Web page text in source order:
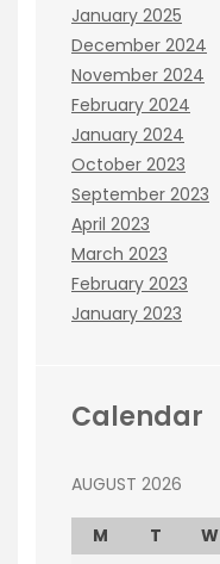
January 2025
December 2024
November 2024
February 2024
January 2024
October 2023
September 2023
April 2023
March 2023
February 2023
January 2023
Calendar
AUGUST 2026
M T W